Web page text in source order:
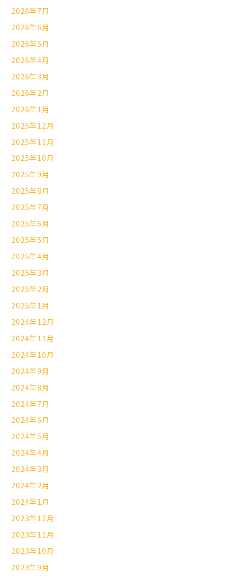
2026年7月
2026年6月
2026年5月
2026年4月
2026年3月
2026年2月
2026年1月
2025年12月
2025年11月
2025年10月
2025年9月
2025年8月
2025年7月
2025年6月
2025年5月
2025年4月
2025年3月
2025年2月
2025年1月
2024年12月
2024年11月
2024年10月
2024年9月
2024年8月
2024年7月
2024年6月
2024年5月
2024年4月
2024年3月
2024年2月
2024年1月
2023年12月
2023年11月
2023年10月
2023年9月